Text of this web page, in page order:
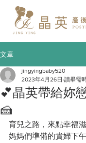
文章
💕晶英帶給妳
🍰
jingyingbaby520
2023年4月26日 讀畢需
育兒之路，來點幸福
媽媽們準備的貴婦下